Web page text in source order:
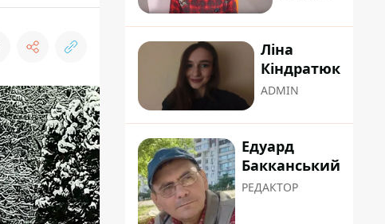
Ліна
Кіндратюк
ADMIN
Едуард
Бакканський
РЕДАКТОР